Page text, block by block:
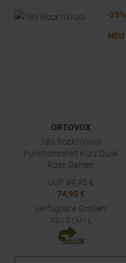
-25%
NEU
ORTOVOX
185 Rock'n'Wool
Funktionsshirt Kurz Dusk
Rose Damen
UVP 99,95 €
74,95 €
Verfügbare Größen:
XS | S | M | L